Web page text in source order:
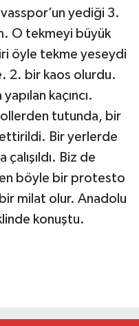
yediği 3.
O tekmeyi büyük
öyle tekme yeseydi
2. bir kaos olurdu.
kaçıncı.
tutunda, bir
ettirildi. Bir yerlerde
Biz de
böyle bir protesto
milat olur. Anadolu
konuştu.